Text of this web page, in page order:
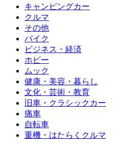
キャンピングカー
クルマ
その他
バイク
ビジネス・経済
ホビー
ムック
健康・美容・暮らし
文化・芸術・教育
旧車・クラシックカー
痛車
自転車
重機・はたらくクルマ